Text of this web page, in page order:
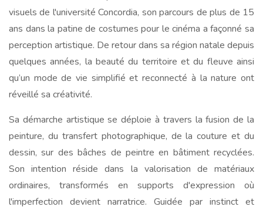
visuels de l'université Concordia, son parcours de plus de 15
ans dans la patine de costumes pour le cinéma a façonné sa
perception artistique. De retour dans sa région natale depuis
quelques années, la beauté du territoire et du fleuve ainsi
qu’un mode de vie simplifié et reconnecté à la nature ont
réveillé sa créativité.
Sa démarche artistique se déploie à travers la fusion de la
peinture, du transfert photographique, de la couture et du
dessin, sur des bâches de peintre en bâtiment recyclées.
Son intention réside dans la valorisation de matériaux
ordinaires, transformés en supports d'expression où
l'imperfection devient narratrice. Guidée par instinct et